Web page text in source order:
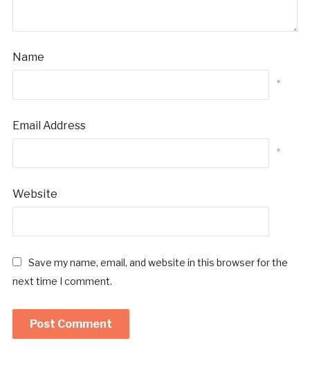
Name
*
Email Address
*
Website
Save my name, email, and website in this browser for the
next time I comment.